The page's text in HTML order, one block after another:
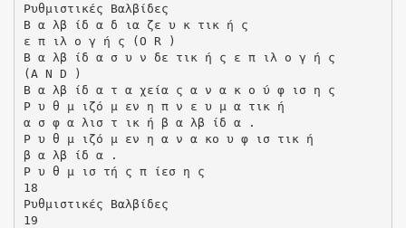
Ρυθµιστικές Βαλβίδες
Β α λβ ίδ α δ ια ζε υ κ τικ ή ς
ε π ιλ ο γ ή ς (O R )
Β α λβ ίδ α σ υ ν δε τικ ή ς ε π ιλ ο γ ή ς
(A N D )
Β α λβ ίδ α τ α χεία ς α ν α κ ο ύ φ ισ η ς
Ρ υ θ µ ιζό µ εν η π ν ε υ µ α τικ ή
α σ φ α λισ τ ικ ή β α λβ ίδ α .
Ρ υ θ µ ιζό µ εν η α ν α κο υ φ ισ τικ ή
β α λβ ίδ α .
Ρ υ θ µ ισ τή ς π ίεσ η ς
18
Ρυθµιστικές Βαλβίδες
19